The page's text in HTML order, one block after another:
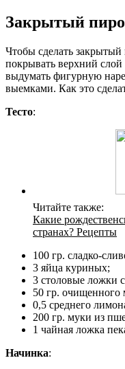
Закрытый
Чтобы сделать закрытый
покрывать верхний
выдумать фигурную
выемками. Как это
Тесто:
Читайте также:
Какие
странах? Рецепты
100 гр. сладко-
3 яйца куриных;
3 столовые ложки
50 гр. очищенного
0,5 среднего
200 гр. муки из
1 чайная ложка
Начинка: